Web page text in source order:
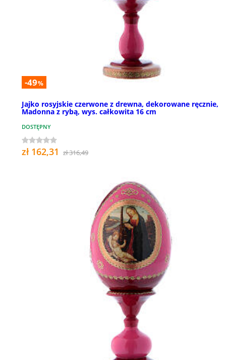
-49%
Jajko rosyjskie czerwone z drewna, dekorowane ręcznie,
Madonna z rybą, wys. całkowita 16 cm
DOSTĘPNY
zł 162,31 zł 316,49